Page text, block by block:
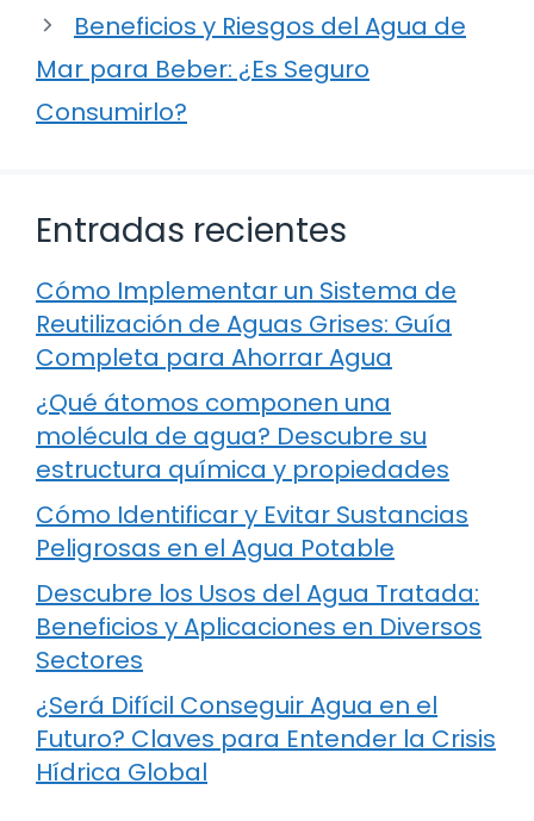
Beneficios y Riesgos del Agua de
Mar para Beber: ¿Es Seguro
Consumirlo?
Entradas recientes
Cómo Implementar un Sistema de
Reutilización de Aguas Grises: Guía
Completa para Ahorrar Agua
¿Qué átomos componen una
molécula de agua? Descubre su
estructura química y propiedades
Cómo Identificar y Evitar Sustancias
Peligrosas en el Agua Potable
Descubre los Usos del Agua Tratada:
Beneficios y Aplicaciones en Diversos
Sectores
¿Será Difícil Conseguir Agua en el
Futuro? Claves para Entender la Crisis
Hídrica Global